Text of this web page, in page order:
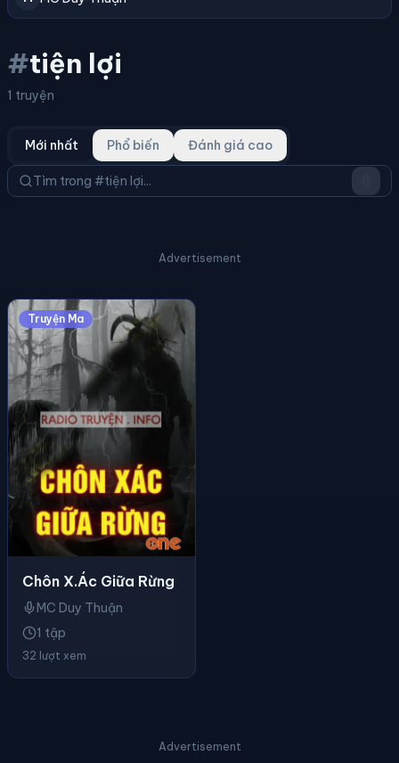
#tiện lợi
1 truyện
Mới nhất Phổ biến Đánh giá cao
Advertisement
Truyện Ma
Chôn X.ác Giữa Rừng
MC Duy Thuận
1 tập
32 lượt xem
Advertisement